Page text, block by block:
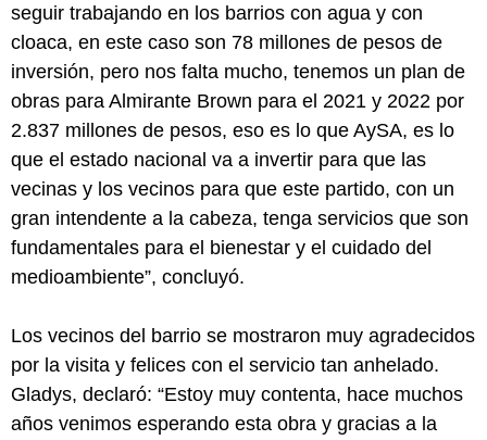
seguir trabajando en los barrios con agua y con
cloaca, en este caso son 78 millones de pesos de
inversión, pero nos falta mucho, tenemos un plan de
obras para Almirante Brown para el 2021 y 2022 por
2.837 millones de pesos, eso es lo que AySA, es lo
que el estado nacional va a invertir para que las
vecinas y los vecinos para que este partido, con un
gran intendente a la cabeza, tenga servicios que son
fundamentales para el bienestar y el cuidado del
medioambiente”, concluyó.
Los vecinos del barrio se mostraron muy agradecidos
por la visita y felices con el servicio tan anhelado.
Gladys, declaró: “Estoy muy contenta, hace muchos
años venimos esperando esta obra y gracias a la